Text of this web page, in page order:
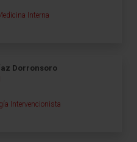
Interna
Dorronsoro
Intervencionista